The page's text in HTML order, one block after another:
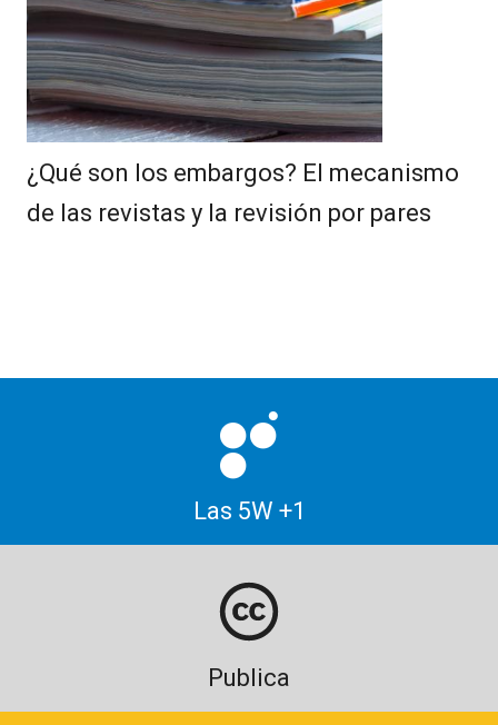
¿Qué son los embargos? El mecanismo
de las revistas y la revisión por pares
Las 5W +1
Publica